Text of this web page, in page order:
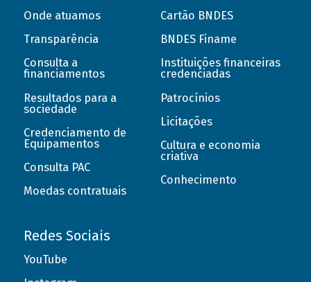
Onde atuamos
Transparência
Consulta a
financiamentos
Resultados para a
sociedade
Credenciamento de
Equipamentos
Consulta PAC
Moedas contratuais
Cartão BNDES
BNDES Finame
Instituições financeiras
credenciadas
Patrocínios
Licitações
Cultura e economia
criativa
Conhecimento
Redes Sociais
YouTube